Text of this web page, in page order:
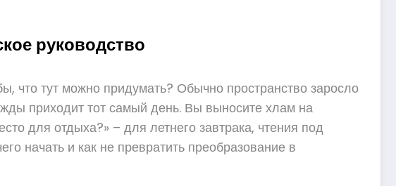
руководство
что тут можно придумать? Обычно пространство заросло
приходит тот самый день. Вы выносите хлам на
для отдыха?» – для летнего завтрака, чтения под
начать и как не превратить преобразование в